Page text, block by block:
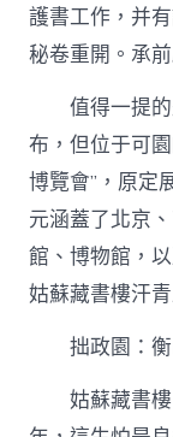
護書工作，并
秘卷重開。承
值得一提
布，但位于可
博覽會”，原定
元涵蓋了北京
館、博物館，
姑蘇藏書樓汗
拙政園：
姑蘇藏書